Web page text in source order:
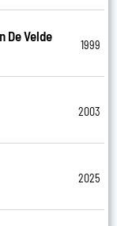
De Velde
1999
2003
2025